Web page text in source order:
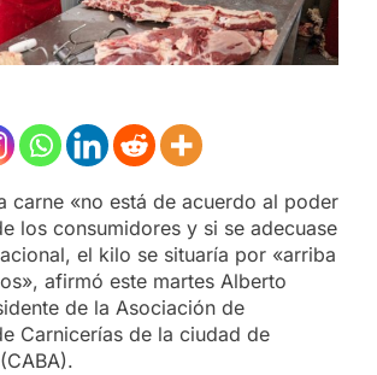
carne «no está de acuerdo al poder
los consumidores y si se adecuase
el kilo se situaría por «arriba
afirmó este martes Alberto
de la Asociación de
Carnicerías de la ciudad de